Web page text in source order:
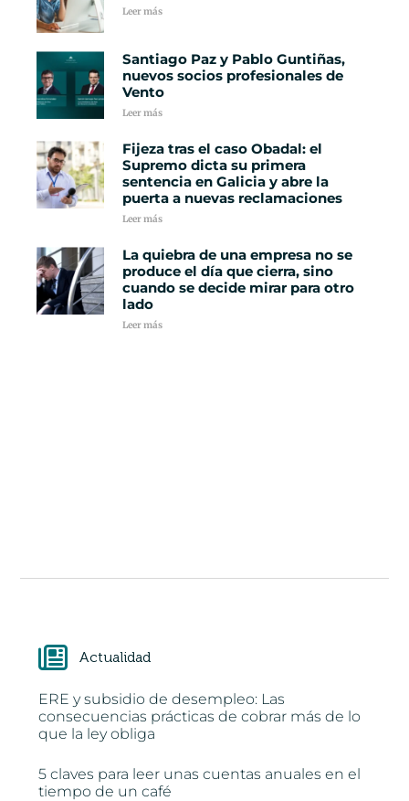
Leer más
Santiago Paz y Pablo Guntiñas,
nuevos socios profesionales de
Vento
Leer más
Fijeza tras el caso Obadal: el
Supremo dicta su primera
sentencia en Galicia y abre la
puerta a nuevas reclamaciones
Leer más
La quiebra de una empresa no se
produce el día que cierra, sino
cuando se decide mirar para otro
lado
Leer más
Actualidad
ERE y subsidio de desempleo: Las
consecuencias prácticas de cobrar más de lo
que la ley obliga
5 claves para leer unas cuentas anuales en el
tiempo de un café